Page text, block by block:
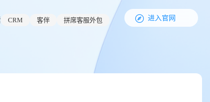
CRM 客伴 拼席客服外包  进入官网